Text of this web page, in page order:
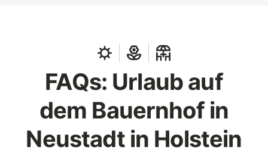
FAQs: Urlaub auf
dem Bauernhof in
Neustadt in Holstein